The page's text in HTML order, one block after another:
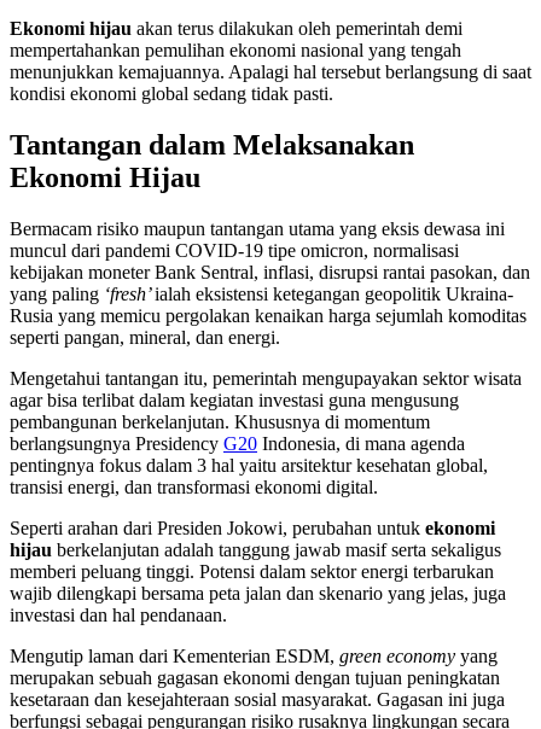
Ekonomi hijau akan terus dilakukan oleh pemerintah demi
mempertahankan pemulihan ekonomi nasional yang tengah
menunjukkan kemajuannya. Apalagi hal tersebut berlangsung di saat
kondisi ekonomi global sedang tidak pasti.
Tantangan dalam Melaksanakan
Ekonomi Hijau
Bermacam risiko maupun tantangan utama yang eksis dewasa ini
muncul dari pandemi COVID-19 tipe omicron, normalisasi
kebijakan moneter Bank Sentral, inflasi, disrupsi rantai pasokan, dan
yang paling ‘fresh’ialah eksistensi ketegangan geopolitik Ukraina-
Rusia yang memicu pergolakan kenaikan harga sejumlah komoditas
seperti pangan, mineral, dan energi.
Mengetahui tantangan itu, pemerintah mengupayakan sektor wisata
agar bisa terlibat dalam kegiatan investasi guna mengusung
pembangunan berkelanjutan. Khususnya di momentum
berlangsungnya Presidency G20 Indonesia, di mana agenda
pentingnya fokus dalam 3 hal yaitu arsitektur kesehatan global,
transisi energi, dan transformasi ekonomi digital.
Seperti arahan dari Presiden Jokowi, perubahan untuk ekonomi
hijau berkelanjutan adalah tanggung jawab masif serta sekaligus
memberi peluang tinggi. Potensi dalam sektor energi terbarukan
wajib dilengkapi bersama peta jalan dan skenario yang jelas, juga
investasi dan hal pendanaan.
Mengutip laman dari Kementerian ESDM, green economy yang
merupakan sebuah gagasan ekonomi dengan tujuan peningkatan
kesetaraan dan kesejahteraan sosial masyarakat. Gagasan ini juga
berfungsi sebagai pengurangan risiko rusaknya lingkungan secara